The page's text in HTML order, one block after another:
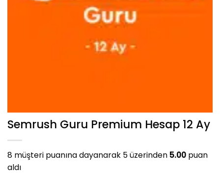
Semrush Guru Premium Hesap 12 Ay
8 müşteri puanına dayanarak 5 üzerinden5.00 puan
aldı